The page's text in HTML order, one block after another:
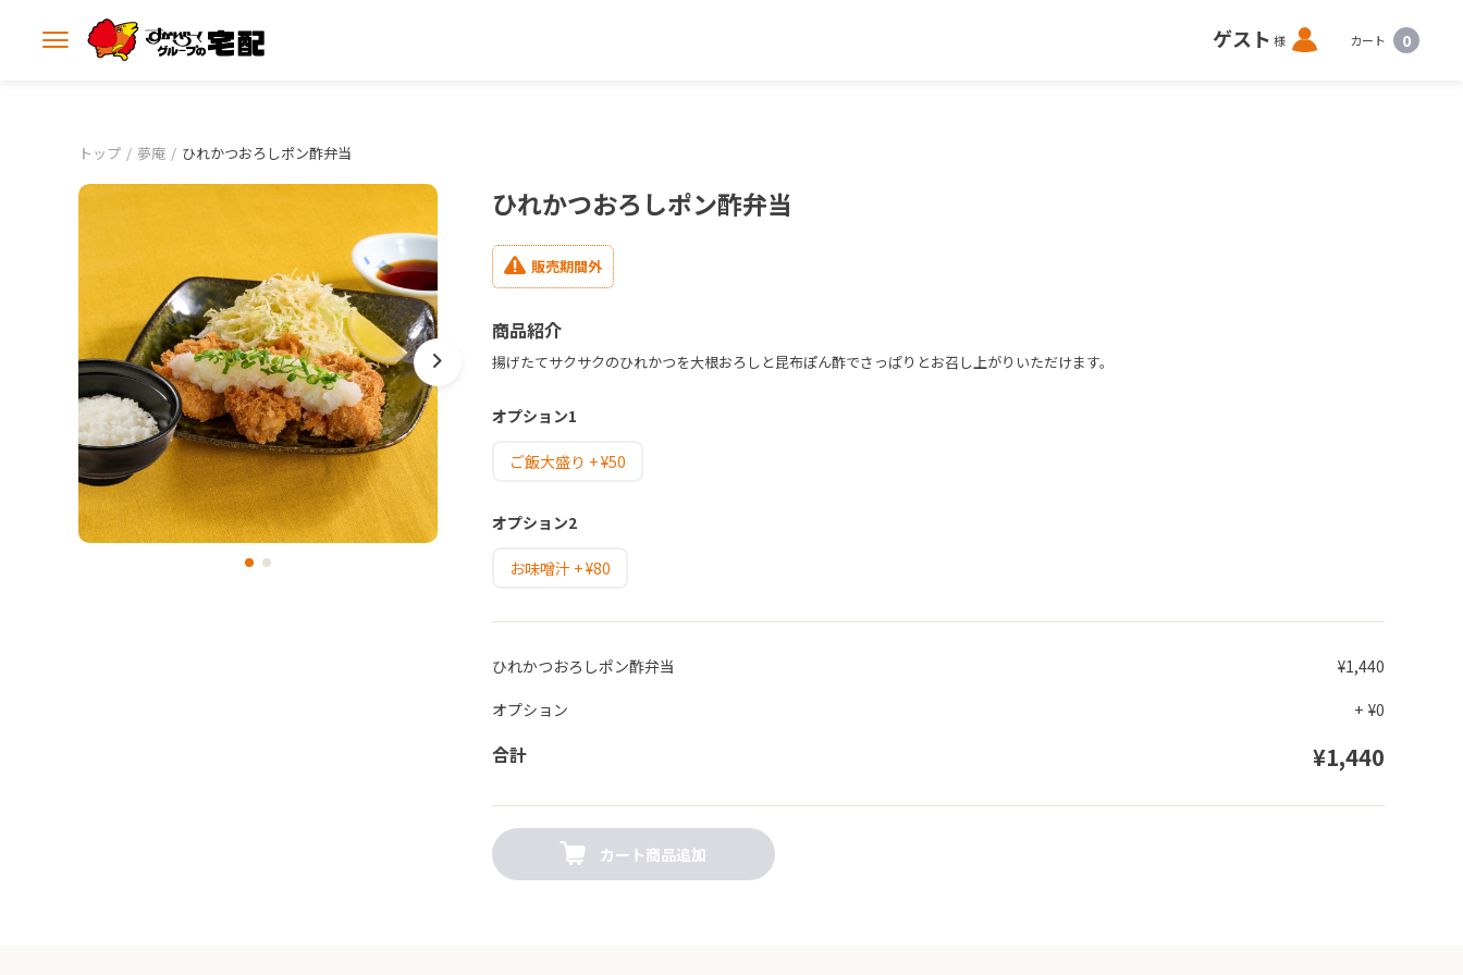
メ
開
ゲスト 様 ロ
グ
カート 0
トップ 夢庵 ひれかつおろしポン酢弁当
進
ひれかつおろしポン酢弁当
販売期間外
商品紹介
揚げたてサクサクのひれかつを大根おろしと昆布ぽん酢でさっぱりとお召し上がりいただけます。
オプション1
ご飯大盛り + ¥50
オプション2
お味噌汁 + ¥80
ひれかつおろしポン酢弁当
¥1,440
オプション
+ ¥0
合計 ¥1,440
カート商品追加